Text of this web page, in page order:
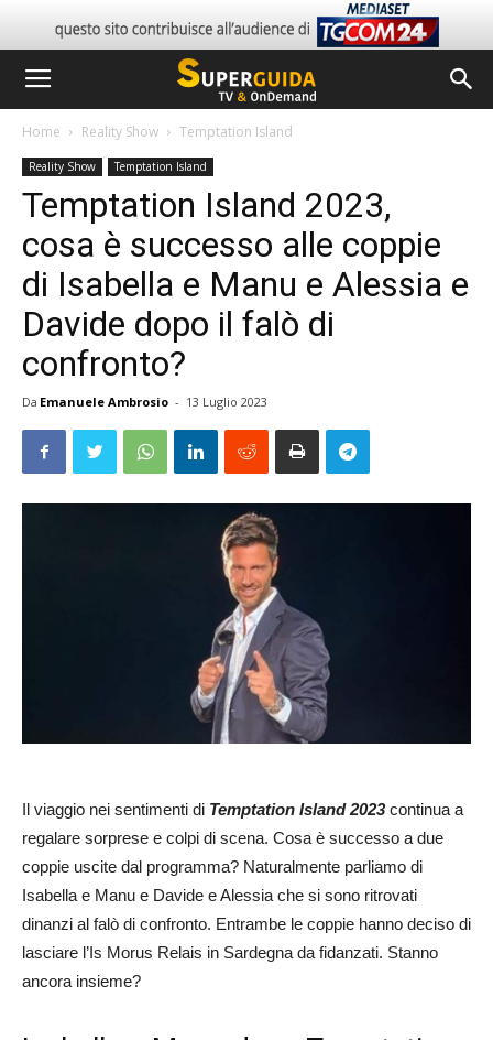
Home Reality Show Temptation Island
Reality Show Temptation Island
Temptation Island 2023,
cosa è successo alle coppie
di Isabella e Manu e Alessia e
Davide dopo il falò di
confronto?
Da Emanuele Ambrosio - 13 Luglio 2023
Il viaggio nei sentimenti di Temptation Island 2023continua a
regalare sorprese e colpi di scena. Cosa è successo a due
coppie uscite dal programma? Naturalmente parliamo di
Isabella e Manu e Davide e Alessia che si sono ritrovati
dinanzi al falò di confronto. Entrambe le coppie hanno deciso di
lasciare l’Is Morus Relais in Sardegna da fidanzati. Stanno
ancora insieme?